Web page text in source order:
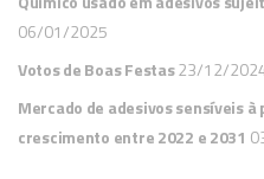
06/01/2025
Votos de Boas Festas23/12/
Mercado de adesivos sensíveis
crescimento entre 2022 e 2031